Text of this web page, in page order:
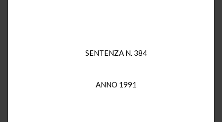
SENTENZA N. 384
ANNO 1991